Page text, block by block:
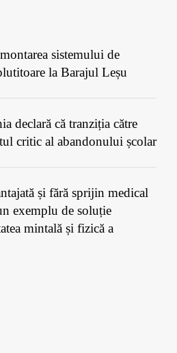
sistemului de
la Barajul Leșu
declară că tranziția către
critic al abandonului școlar
și fără sprijin medical
exemplu de soluție
mintală și fizică a